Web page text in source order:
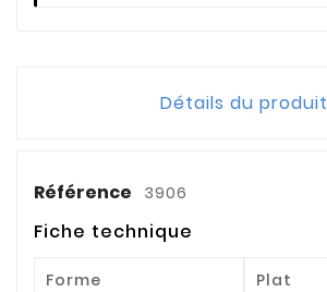
Détails du produit
Référence 3906
Fiche technique
Forme Plat